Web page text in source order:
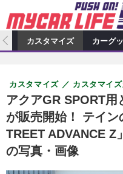
カーオーディオ
プロショップ検索
カーオーディオニュース
その他
カスタマイズ特集記事
カスタマイズニュース
カーグッズ
カーグッズ特集記事
カーグッズニュース
自動車
ニュース
スクープ
アクセスランキング
カスタマイズ カーグ
アクアGR SPORT用
が販売開始！ テイ
TREET ADVANCE Z
の写真・画像
カスタマイズ カスタマイ